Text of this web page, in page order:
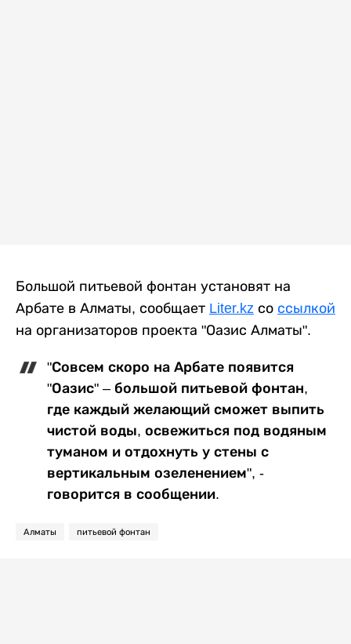
Большой питьевой фонтан установят на
Арбате в Алматы, сообщает Liter.kz со ссылкой
на организаторов проекта "Оазис Алматы".
"Совсем скоро на Арбате появится
"Оазис" – большой питьевой фонтан,
где каждый желающий сможет выпить
чистой воды, освежиться под водяным
туманом и отдохнуть у стены с
вертикальным озеленением", -
говорится в сообщении. ⠀⠀ ⠀
Алматы питьевой фонтан